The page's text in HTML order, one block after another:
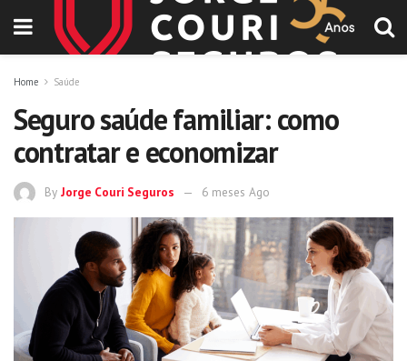
Home Saúde
Seguro saúde familiar: como
contratar e economizar
By Jorge Couri Seguros 6 meses Ago